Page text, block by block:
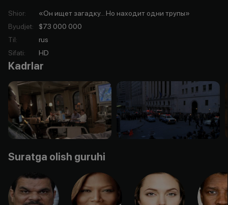
Shior:
«Он ищет загадку... Но находит одни трупы»
Byudjet:
$73 000 000
Til:
rus
Sifati: HD
Kadrlar
Suratga olish guruhi